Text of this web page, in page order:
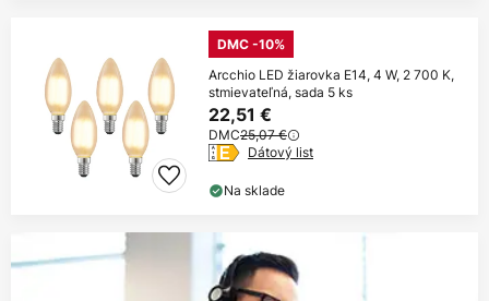
DMC -10%
Arcchio LED žiarovka E14, 4 W, 2 700 K,
stmievateľná, sada 5 ks
22,51 €
DMC25,07 €
Dátový list
Na sklade